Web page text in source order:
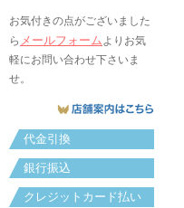
お気付きの点がございました
ら メールフォームよりお気
軽にお問い合わせ下さいま
せ。
代金引換
銀行振込
クレジットカード払い